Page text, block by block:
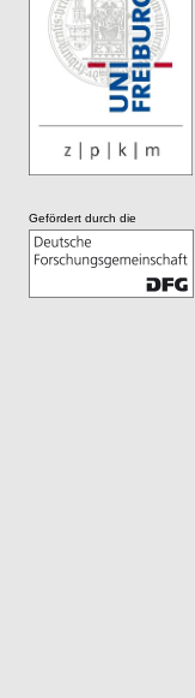
Gefördert durch die